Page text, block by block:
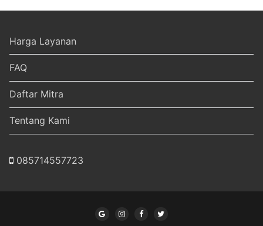
Harga Layanan
FAQ
Daftar Mitra
Tentang Kami
085714557723